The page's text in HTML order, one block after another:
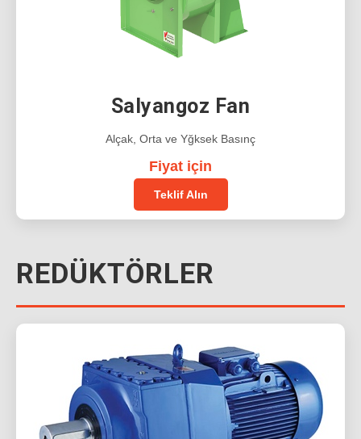
Salyangoz Fan
Alçak, Orta ve Yğksek Basınç
Fiyat için
Teklif Alın
REDÜKTÖRLER